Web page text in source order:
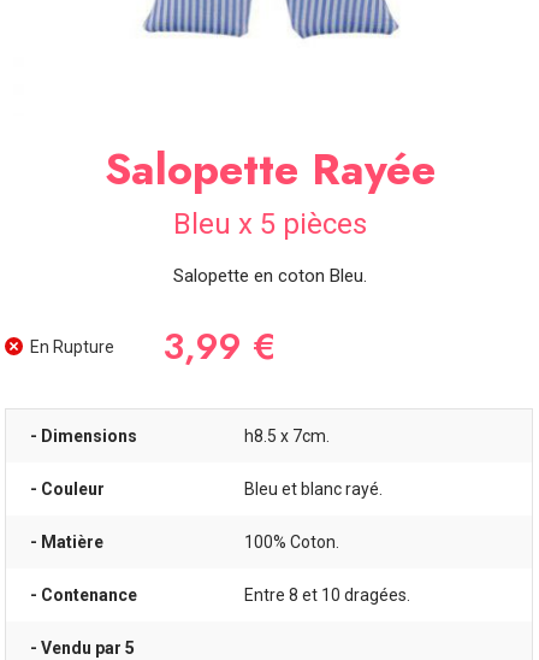
Salopette Rayée
Bleu x 5 pièces
Salopette en coton Bleu.
En Rupture 3,99 €
- Dimensions h8.5 x 7cm.
- Couleur Bleu et blanc rayé.
- Matière 100% Coton.
- Contenance Entre 8 et 10 dragées.
- Vendu par 5